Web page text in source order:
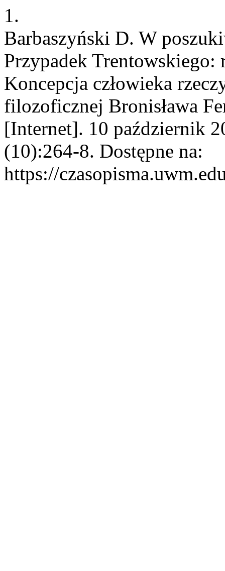
1.
Barbaszyński D. W
Przypadek Trentowskiego:
Koncepcja człowieka
filozoficznej Bronisława
[Internet]. 10 październik
(10):264-8. Dostępne na:
https://